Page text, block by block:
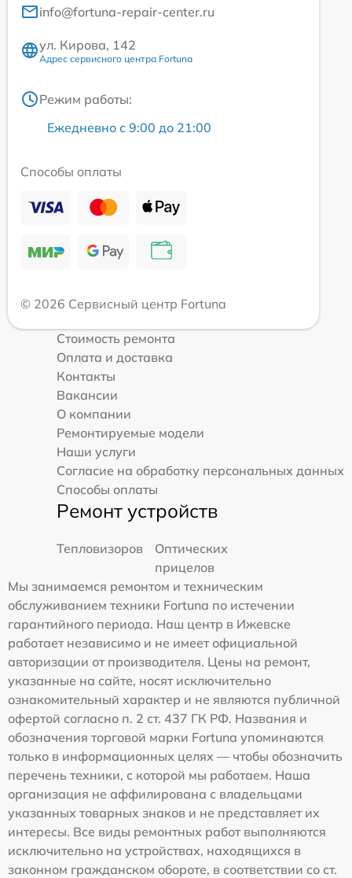
info@fortuna-repair-center.ru
ул. Кирова, 142
Адрес сервисного центра Fortuna
Режим работы:
Ежедневно с 9:00 до 21:00
Способы оплаты
© 2026 Сервисный центр Fortuna
Стоимость ремонта
Оплата и доставка
Контакты
Вакансии
О компании
Ремонтируемые модели
Наши услуги
Согласие на обработку персональных данных
Способы оплаты
Ремонт устройств
Тепловизоров
Оптических
прицелов
Мы занимаемся ремонтом и техническим
обслуживанием техники Fortuna по истечении
гарантийного периода. Наш центр в Ижевске
работает независимо и не имеет официальной
авторизации от производителя. Цены на ремонт,
указанные на сайте, носят исключительно
ознакомительный характер и не являются публичной
офертой согласно п. 2 ст. 437 ГК РФ. Названия и
обозначения торговой марки Fortuna упоминаются
только в информационных целях — чтобы обозначить
перечень техники, с которой мы работаем. Наша
организация не аффилирована с владельцами
указанных товарных знаков и не представляет их
интересы. Все виды ремонтных работ выполняются
исключительно на устройствах, находящихся в
законном гражданском обороте, в соответствии со ст.